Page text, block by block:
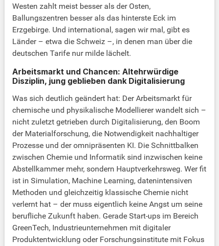
Westen zahlt meist besser als der Osten,
Ballungszentren besser als das hinterste Eck im
Erzgebirge. Und international, sagen wir mal, gibt es
Länder – etwa die Schweiz –, in denen man über die
deutschen Tarife nur milde lächelt.
Arbeitsmarkt und Chancen: Altehrwürdige
Disziplin, jung geblieben dank Digitalisierung
Was sich deutlich geändert hat: Der Arbeitsmarkt für
chemische und physikalische Modellierer wandelt sich –
nicht zuletzt getrieben durch Digitalisierung, den Boom
der Materialforschung, die Notwendigkeit nachhaltiger
Prozesse und der omnipräsenten KI. Die Schnittbalken
zwischen Chemie und Informatik sind inzwischen keine
Abstellkammer mehr, sondern Hauptverkehrsweg. Wer fit
ist in Simulation, Machine Learning, datenintensiven
Methoden und gleichzeitig klassische Chemie nicht
verlernt hat – der muss eigentlich keine Angst um seine
berufliche Zukunft haben. Gerade Start-ups im Bereich
GreenTech, Industrieunternehmen mit digitaler
Produktentwicklung oder Forschungsinstitute mit Fokus